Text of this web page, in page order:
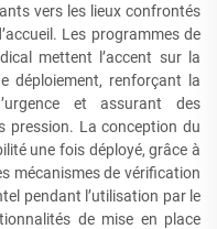
vers les lieux confrontés
Les programmes de
mettent l’accent sur la
déploiement, renforçant la
et assurant des
pression. La conception du
une fois déployé, grâce à
mécanismes de vérification
pendant l’utilisation par le
de mise en place